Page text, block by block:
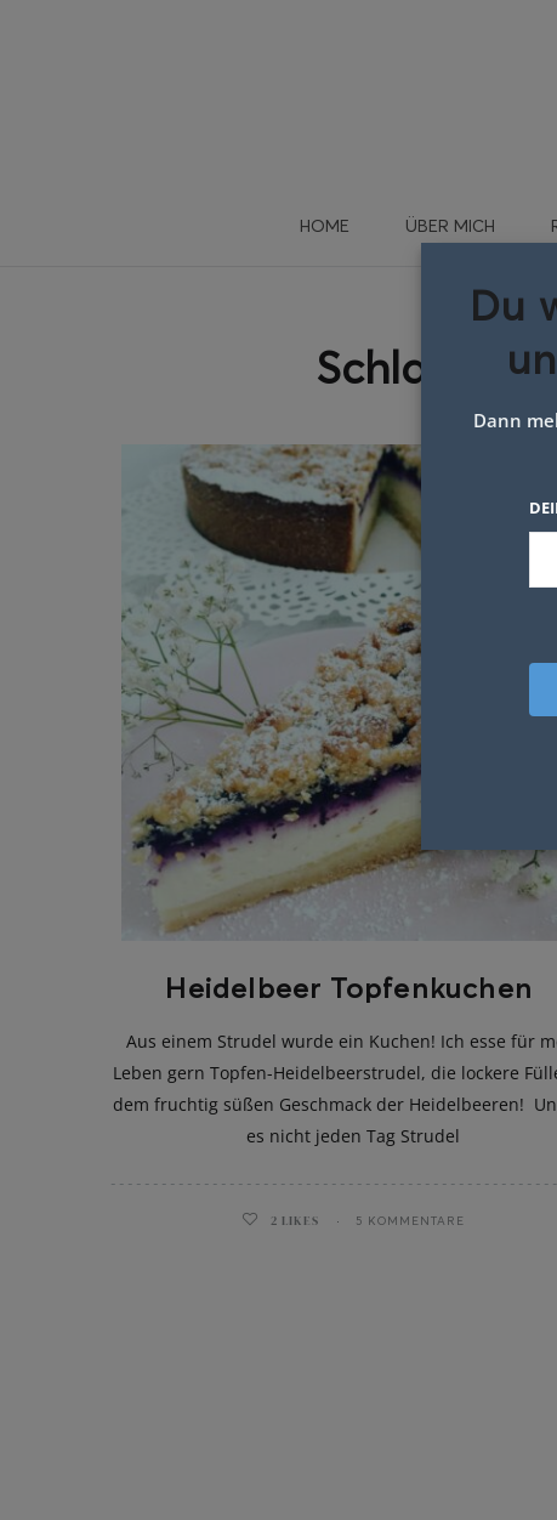
HOME ÜBER MICH
Heidelbeer Topfenkuchen
Aus einem Strudel wurde ein Kuchen! Ich esse für
Leben gern Topfen-Heidelbeerstrudel, die lockere
dem fruchtig süßen Geschmack der Heidelbeeren!
es nicht jeden Tag Strudel
2 LIKES 5 KOMMENTARE
Du
Dann